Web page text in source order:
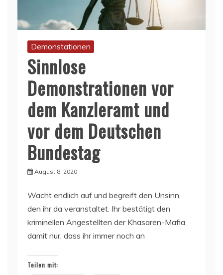
Demonstationen
Sinnlose
Demonstrationen vor
dem Kanzleramt und
vor dem Deutschen
Bundestag
August 8, 2020
Wacht endlich auf und begreift den Unsinn,
den ihr da veranstaltet. Ihr bestätigt den
kriminellen Angestellten der Khasaren-Mafia
damit nur, dass ihr immer noch an
Teilen mit: